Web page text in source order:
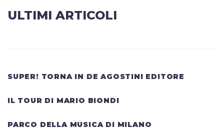
ULTIMI ARTICOLI
SUPER! TORNA IN DE AGOSTINI EDITORE
IL TOUR DI MARIO BIONDI
PARCO DELLA MUSICA DI MILANO